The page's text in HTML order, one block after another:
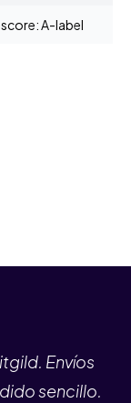
A-label
Envíos
sencillo.